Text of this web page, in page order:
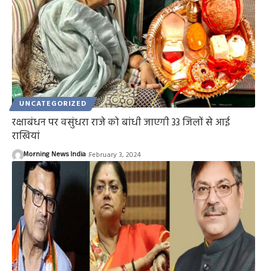
UNCATEGORIZED
रक्षाबंधन पर वसुंधरा राजे को बांधी जाएगी 33 जिलों से आई
राखियां
Morning News India February 3, 2024